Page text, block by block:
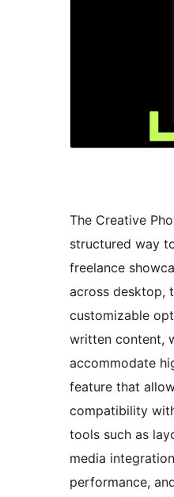
The Creative
structured way
freelance
across desktop,
customizable
written content,
accommodate
feature that
compatibility
tools such as
media
performance,